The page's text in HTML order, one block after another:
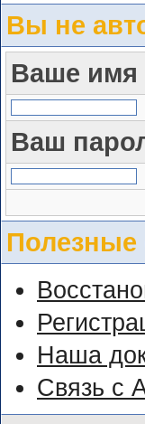
Вы не
Ваше имя
Ваш
Полезные
Наша
Связь с